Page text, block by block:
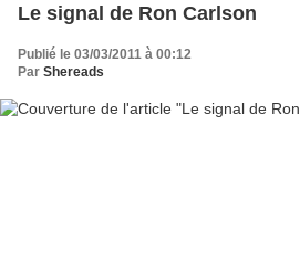
Le signal de Ron Carlson
Publié le 03/03/2011 à 00:12
Par Shereads